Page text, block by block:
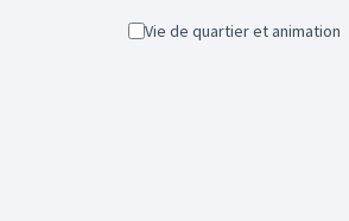
Vie de quartier et animation